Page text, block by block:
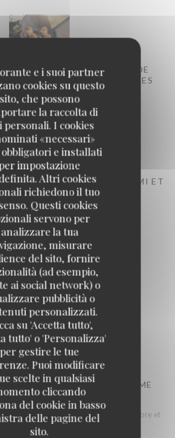
e i suoi partner
cookies su questo
sito, che possono
la raccolta di
personali. I cookies
«necessari»
obbligatori e installati
impostazione
Altri cookies
richiedono il tuo
Questi cookies
servono per
analizzare la tua
misurare
del sito, fornire
(ad esempio,
ai social network) o
pubblicità o
personalizzati.
su 'Accetta tutto',
tutto' o 'Personalizza'
per gestire le tue
Puoi modificare
scelte in qualsiasi
cliccando
del cookie in basso
delle pagine del
sito.
FRAIS ET ZESTES DE
D’ANANAS AUX BAIES ROSES
15,00 EUR
VINAIGRETTE UMAMI ET
CÉBETTE
19,00 EUR
ENTRÉES
INTÉGRALE DE LA BAUME
COMME UN CEVICHE
de raisin blanc, eau de concombre et
à l’huile verte, pousses de Métis